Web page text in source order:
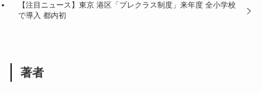
【注目ニュース】東京 港区「プレクラス制度」来年度 全小学校
で導入 都内初
著者